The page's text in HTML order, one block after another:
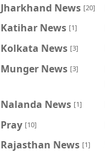
Jharkhand News [20]
Katihar News [1]
Kolkata News [3]
Munger News [3]
Nalanda News [1]
Pray [10]
Rajasthan News [1]